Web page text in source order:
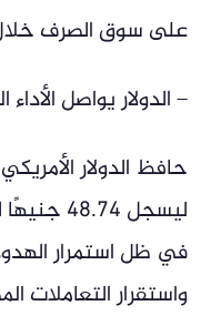
على سوق الصرف خلال
– الدولار يواصل
حافظ الدولار
في ظل استمرار
واستقرار التعاملات